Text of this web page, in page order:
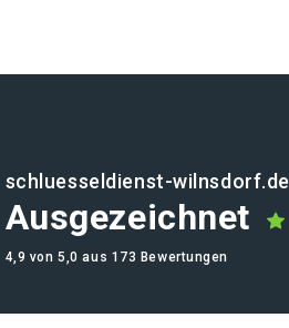
schluesseldienst-wilnsdorf.de
Ausgezeichnet
4,9 von 5,0 aus 173 Bewertungen